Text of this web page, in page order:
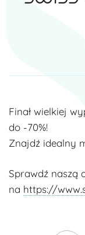
Niedziela
zobacz
Finał wielkiej
do -70%!
Znajdź idealny
Sprawdź naszą
na https://